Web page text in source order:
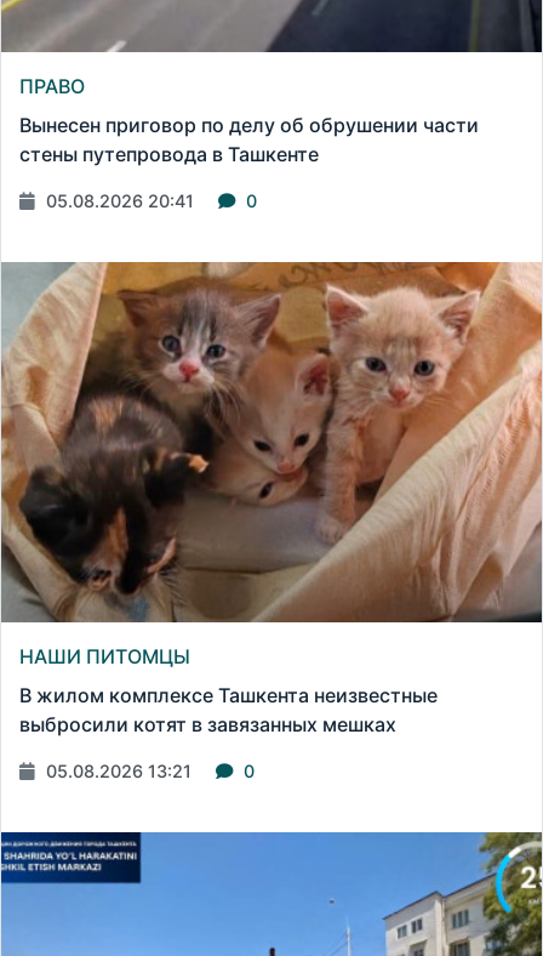
ПРАВО
Вынесен приговор по делу об обрушении части
стены путепровода в Ташкенте
05.08.2026 20:41 0
НАШИ ПИТОМЦЫ
В жилом комплексе Ташкента неизвестные
выбросили котят в завязанных мешках
05.08.2026 13:21 0